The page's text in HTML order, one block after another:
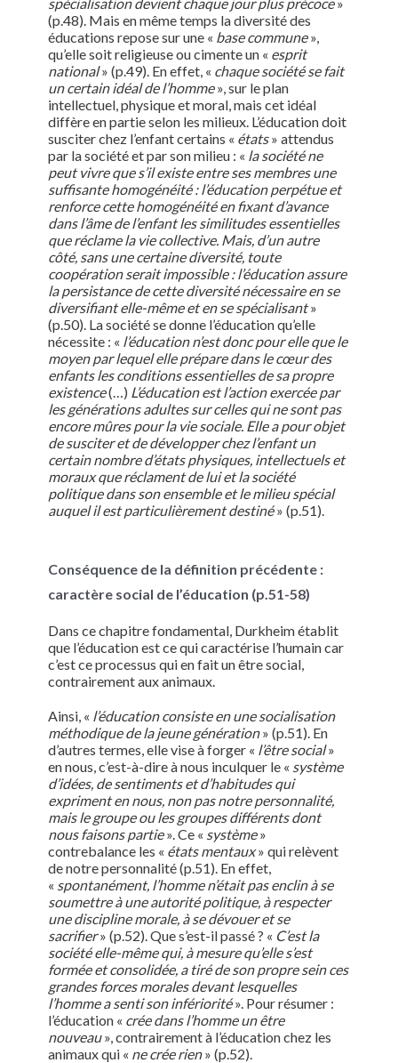
(p.48). Mais en même temps la diversité des
éducations repose sur une « base commune»,
qu’elle soit religieuse ou cimente un « esprit
national» (p.49). En effet, « chaque société se fait
un certain idéal de l’homme», sur le plan
intellectuel, physique et moral, mais cet idéal
diffère en partie selon les milieux. L’éducation doit
susciter chez l’enfant certains « états» attendus
par la société et par son milieu : « la société ne
peut vivre que s’il existe entre ses membres une
suffisante homogénéité : l’éducation perpétue et
renforce cette homogénéité en fixant d’avance
dans l’âme de l’enfant les similitudes essentielles
que réclame la vie collective. Mais, d’un autre
côté, sans une certaine diversité, toute
coopération serait impossible : l’éducation assure
la persistance de cette diversité nécessaire en se
diversifiant elle-même et en se spécialisant»
(p.50). La société se donne l’éducation qu’elle
nécessite : « l’éducation n’est donc pour elle que le
moyen par lequel elle prépare dans le cœur des
enfants les conditions essentielles de sa propre
existence(…) L’éducation est l’action exercée par
les générations adultes sur celles qui ne sont pas
encore mûres pour la vie sociale. Elle a pour objet
de susciter et de développer chez l’enfant un
certain nombre d’états physiques, intellectuels et
moraux que réclament de lui et la société
politique dans son ensemble et le milieu spécial
auquel il est particulièrement destiné» (p.51).
Conséquence de la définition précédente :
caractère social de l’éducation (p.51-58)
Dans ce chapitre fondamental, Durkheim établit
que l’éducation est ce qui caractérise l’humain car
c’est ce processus qui en fait un être social,
contrairement aux animaux.
Ainsi, « l’éducation consiste en une socialisation
méthodique de la jeune génération» (p.51). En
d’autres termes, elle vise à forger « l’être social»
en nous, c’est-à-dire à nous inculquer le « système
d’idées, de sentiments et d’habitudes qui
expriment en nous, non pas notre personnalité,
mais le groupe ou les groupes différents dont
nous faisons partie». Ce « système»
contrebalance les « états mentaux» qui relèvent
de notre personnalité (p.51). En effet,
« spontanément, l’homme n’était pas enclin à se
soumettre à une autorité politique, à respecter
une discipline morale, à se dévouer et se
sacrifier» (p.52). Que s’est-il passé ? « C’est la
société elle-même qui, à mesure qu’elle s’est
formée et consolidée, a tiré de son propre sein ces
grandes forces morales devant lesquelles
l’homme a senti son infériorité». Pour résumer :
l’éducation « crée dans l’homme un être
nouveau», contrairement à l’éducation chez les
animaux qui « ne crée rien» (p.52).